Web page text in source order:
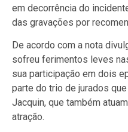
em decorrência do
das gravações por
De acordo com a nota
sofreu ferimentos leves
sua participação em dois
parte do trio de jurados
Jacquin, que também
atração.